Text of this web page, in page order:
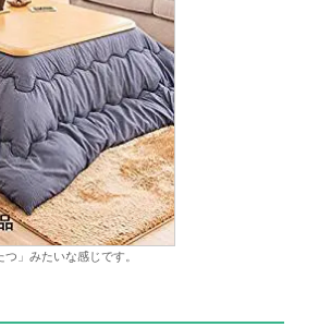
」みたいな感じです。